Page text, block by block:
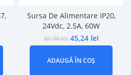
Sursa De Alimentare IP20,
24Vdc, 2.5A, 60W
81,96lei 45,24 lei
ADAUGĂ ÎN COȘ